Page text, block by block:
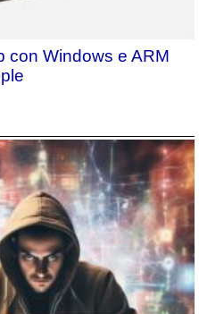
con Windows e ARM